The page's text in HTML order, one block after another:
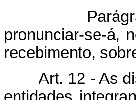
Parágrafo
pronunciar-se-á,
recebimento,
Art. 12 - As